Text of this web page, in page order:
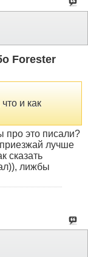
Forester
и как
про это писали?
приезжай лучше
сказать
лижбы